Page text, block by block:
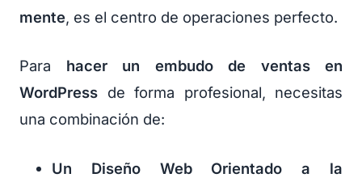
mente, es el centro de operaciones perfecto.
Para hacer un embudo de ventas en
WordPress de forma profesional, necesitas
una combinación de:
Un Diseño Web Orientado a la